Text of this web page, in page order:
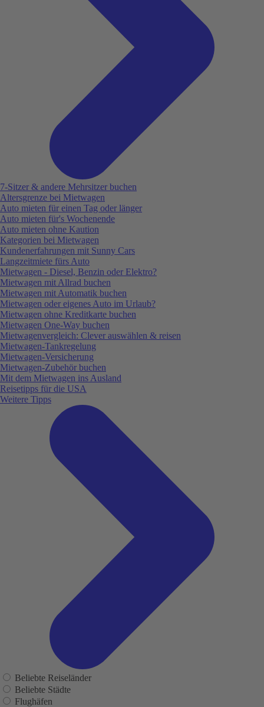
7-Sitzer & andere Mehrsitzer buchen
Altersgrenze bei Mietwagen
Auto mieten für einen Tag oder länger
Auto mieten für's Wochenende
Auto mieten ohne Kaution
Kategorien bei Mietwagen
Kundenerfahrungen mit Sunny Cars
Langzeitmiete fürs Auto
Mietwagen - Diesel, Benzin oder Elektro?
Mietwagen mit Allrad buchen
Mietwagen mit Automatik buchen
Mietwagen oder eigenes Auto im Urlaub?
Mietwagen ohne Kreditkarte buchen
Mietwagen One-Way buchen
Mietwagenvergleich: Clever auswählen & reisen
Mietwagen-Tankregelung
Mietwagen-Versicherung
Mietwagen-Zubehör buchen
Mit dem Mietwagen ins Ausland
Reisetipps für die USA
Weitere Tipps
Beliebte Reiseländer
Beliebte Städte
Flughäfen